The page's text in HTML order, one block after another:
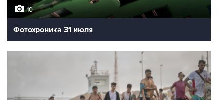
10
Фотохроника 31 июля